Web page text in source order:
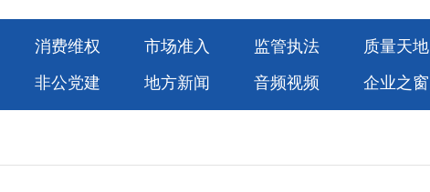
消费维权 市场准入 监管执法 质量天地
非公党建 地方新闻 音频视频 企业之窗